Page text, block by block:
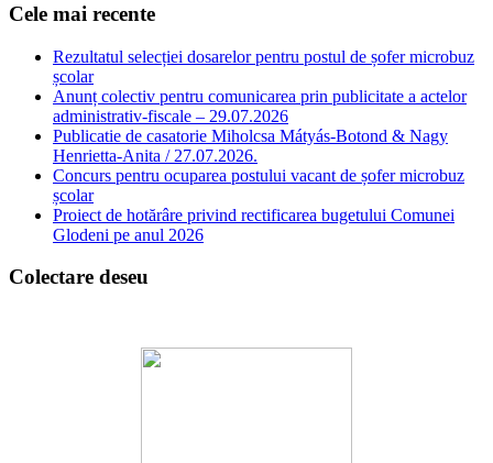
Cele mai recente
Rezultatul selecției dosarelor pentru postul de șofer microbuz
școlar
Anunț colectiv pentru comunicarea prin publicitate a actelor
administrativ-fiscale – 29.07.2026
Publicatie de casatorie Miholcsa Mátyás-Botond & Nagy
Henrietta-Anita / 27.07.2026.
Concurs pentru ocuparea postului vacant de șofer microbuz
școlar
Proiect de hotărâre privind rectificarea bugetului Comunei
Glodeni pe anul 2026
Colectare deseu